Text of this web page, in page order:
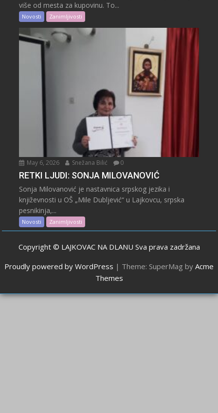
više od mesta za kupovinu. To...
Novosti Zanimljivosti
May 6, 2026 Snežana Bilić 0
RETKI LJUDI: SONJA MILOVANOVIĆ
Sonja Milovanović je nastavnica srpskog jezika i
književnosti u OŠ „Mile Dubljević“ u Lajkovcu, srpska
pesnikinja,...
Novosti Zanimljivosti
Copyright © LAJKOVAC NA DLANU Sva prava zadržana
Proudly powered by WordPress | Theme: SuperMag by Acme
Themes